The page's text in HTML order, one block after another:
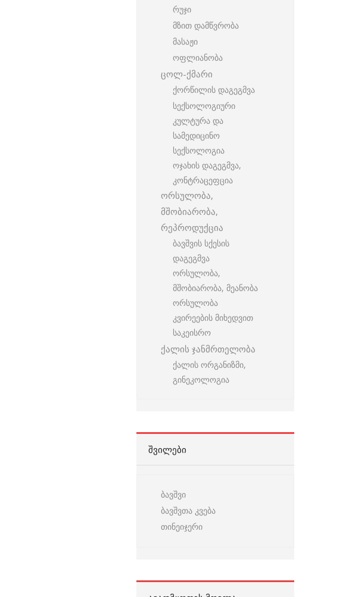
რუჯი
მზით დამწვრობა
მასაჟი
ოფლიანობა
ცოლ-ქმარი
ქორწილის დაგეგმვა
სექსოლოგიური
კულტურა და
სამედიცინო
სექსოლოგია
ოჯახის დაგეგმვა,
კონტრაცეფცია
ორსულობა,
მშობიარობა,
რეპროდუქცია
ბავშვის სქესის
დაგეგმვა
ორსულობა,
მშობიარობა, მეანობა
ორსულობა
კვირეების მიხედვით
საკეისრო
ქალის ჯანმრთელობა
ქალის ორგანიზმი,
გინეკოლოგია
ᲨᲕᲘᲚᲔᲑᲘ
ბავშვი
ბავშვთა კვება
თინეიჯერი